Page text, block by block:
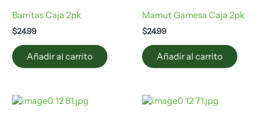
Barritas Caja 2pk
$24.99
Añadir al carrito
Mamut Gamesa Caja 2pk
$24.99
Añadir al carrito